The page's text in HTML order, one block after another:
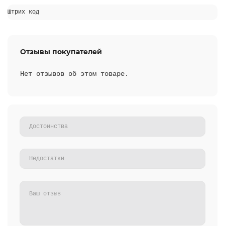
Штрих код
Отзывы покупателей
Нет отзывов об этом товаре.